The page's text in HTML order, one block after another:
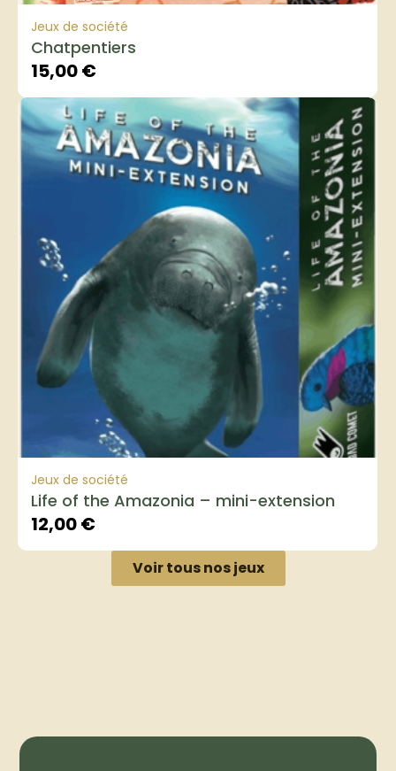
Jeux de société
Chatpentiers
15,00€
Jeux de société
Life of the Amazonia – mini-extension
12,00€
Voir tous nos jeux